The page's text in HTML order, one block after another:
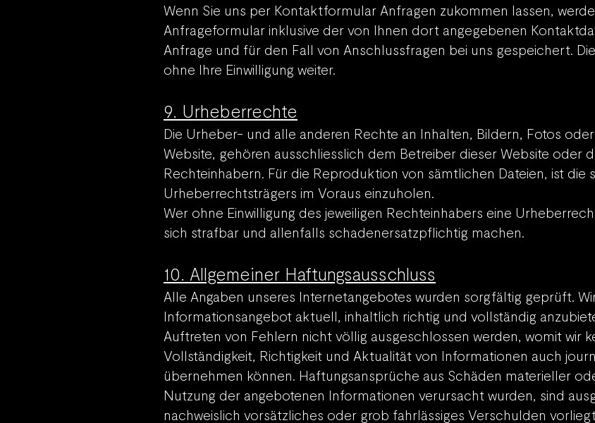
Wenn Sie uns per Kontaktformular Anfragen zukommen lassen,
Anfrageformular inklusive der von Ihnen dort angegebenen
Anfrage und für den Fall von Anschlussfragen bei uns gespeichert.
ohne Ihre Einwilligung weiter.
9. Urheberrechte
Die Urheber- und alle anderen Rechte an Inhalten, Bildern, Fotos
Website, gehören ausschliesslich dem Betreiber dieser Website oder
Rechteinhabern. Für die Reproduktion von sämtlichen Dateien, ist die
Urheberrechtsträgers im Voraus einzuholen.
Wer ohne Einwilligung des jeweiligen Rechteinhabers eine
sich strafbar und allenfalls schadenersatzpflichtig machen.
10. Allgemeiner Haftungsausschluss
Alle Angaben unseres Internetangebotes wurden sorgfältig geprüft.
Informationsangebot aktuell, inhaltlich richtig und vollständig
Auftreten von Fehlern nicht völlig ausgeschlossen werden, womit wir
Vollständigkeit, Richtigkeit und Aktualität von Informationen auch
übernehmen können. Haftungsansprüche aus Schäden materieller
Nutzung der angebotenen Informationen verursacht wurden, sind
nachweislich vorsätzliches oder grob fahrlässiges Verschulden